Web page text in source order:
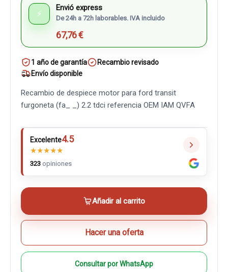
⚡
Envió express
De 24h a 72h laborables. IVA incluido
67,76 €
1 año de garantía
Recambio revisado
Envío disponible
Recambio de despiece motor para ford transit
furgoneta (fa_ _) 2.2 tdci referencia OEM IAM QVFA
Excelente4.5
★★★★★
323 opiniones
Añadir al carrito
Hacer una oferta
Consultar por WhatsApp